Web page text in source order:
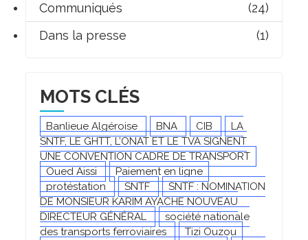
Communiqués
(24)
Dans la presse
(1)
MOTS CLÉS
Banlieue Algéroise BNA CIB
LA
SNTF, LE GHTT, L’ONAT ET LE TVA SIGNENT
UNE CONVENTION CADRE DE TRANSPORT
Oued Aissi
Paiement en ligne
protéstation
SNTF
SNTF : NOMINATION
DE MONSIEUR KARIM AYACHE NOUVEAU
DIRECTEUR GÉNÉRAL
société nationale
des transports ferroviaires
Tizi Ouzou